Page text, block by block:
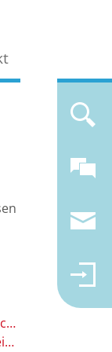
Mittelstand-Digital (Hg.) (2022). IT-Sicherheit. URL: https://www.mittelstand-digital.de/MD/Navigation/DE/Themen/IT-Sicherheit-Recht/IT-Sicherheit/it-sicherheit.html
Grünendahl, R.-T., Steinbacher, A.F., & Will, P.H.L. (2017). Das IT-Gesetz: Compliance in der IT-Sicherheit. Leitfaden für ein Regelwerk zur IT-Sicherheit im Unternehmen. URL: https://link.springer.com/book/10.1007/978-3-658-18205-2